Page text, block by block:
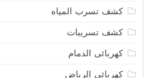
كشف تسرب المياه
كشف تسريبات
كهربائى الدمام
كهربائي الرياض